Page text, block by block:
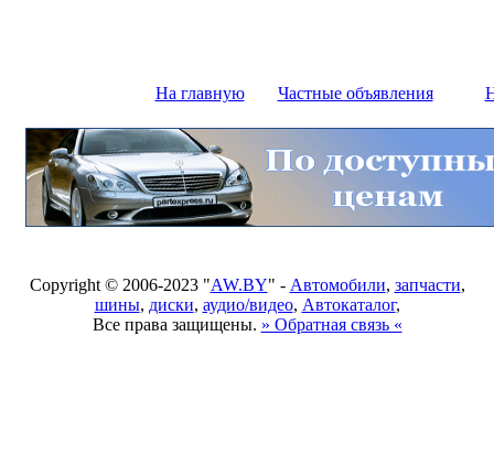
На главную Частные объявления
Copyright © 2006-2023 "AW.BY" - Автомобили, запчасти,
шины, диски, аудио/видео, Автокаталог,
Все права защищены. » Обратная связь «